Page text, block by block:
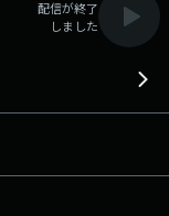
配信が終了
しました